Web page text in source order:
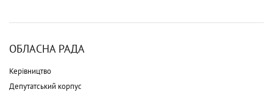
ОБЛАСНА РАДА
Керівництво
Депутатський корпус